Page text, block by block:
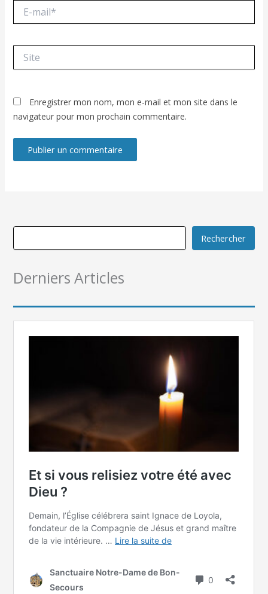
mail*
Enregistrer mon nom, mon e-mail et mon site dans le
navigateur pour mon prochain commentaire.
Rechercher
Derniers Articles